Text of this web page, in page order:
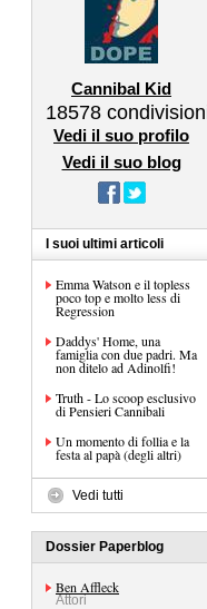
Cannibal Kid
18578 condivisioni
Vedi il suo profilo
Vedi il suo blog
I suoi ultimi articoli
Emma Watson e il topless
poco top e molto less di
Regression
Daddys' Home, una
famiglia con due padri. Ma
non ditelo ad Adinolfi!
Truth - Lo scoop esclusivo
di Pensieri Cannibali
Un momento di follia e la
festa al papà (degli altri)
Vedi tutti
Dossier Paperblog
Ben Affleck
Attori